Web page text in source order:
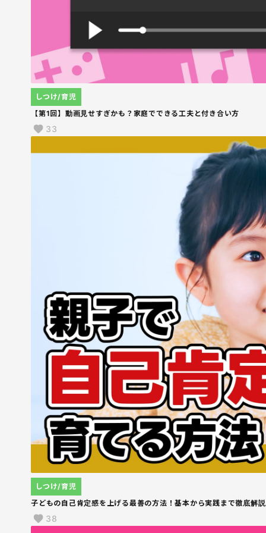
【第1回】動画見せすぎかも？家庭でできる工夫と付き合い方
しつけ/育児
33
子どもの自己肯定感を上げる最善の方法！基本から実践まで徹底解説
しつけ/育児
38